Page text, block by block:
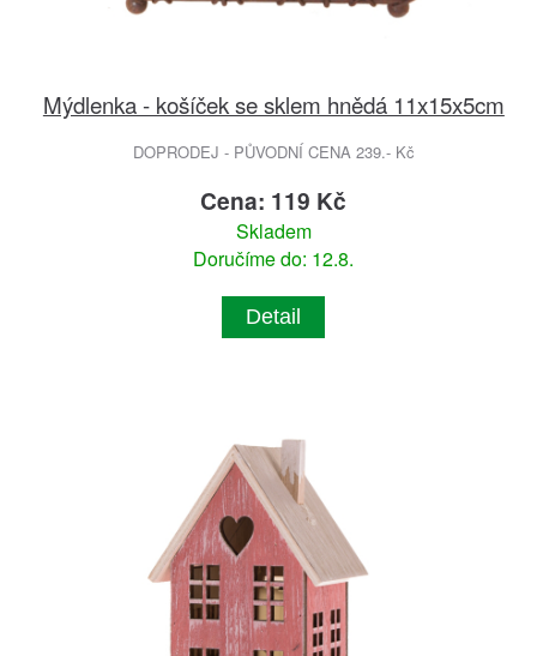
Mýdlenka - košíček se sklem hnědá 11x15x5cm
DOPRODEJ - PŮVODNÍ CENA 239.- Kč
Cena: 119 Kč
Skladem
Doručíme do: 12.8.
Detail